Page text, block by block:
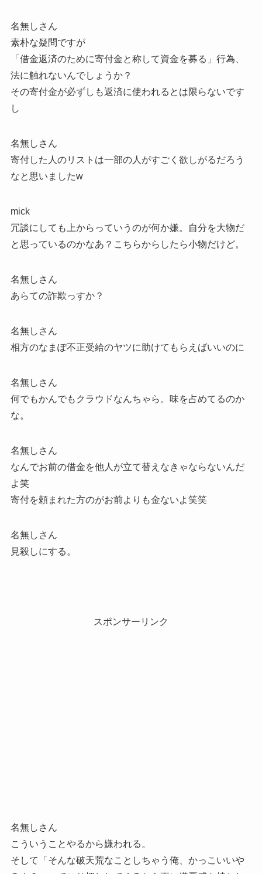
名無しさん
素朴な疑問ですが
「借金返済のために寄付金と称して資金を募る」行為、
法に触れないんでしょうか？
その寄付金が必ずしも返済に使われるとは限らないです
し
名無しさん
寄付した人のリストは一部の人がすごく欲しがるだろう
なと思いましたw
mick
冗談にしても上からっていうのが何か嫌。自分を大物だ
と思っているのかなあ？こちらからしたら小物だけど。
名無しさん
あらての詐欺っすか？
名無しさん
相方のなまぽ不正受給のヤツに助けてもらえばいいのに
名無しさん
何でもかんでもクラウドなんちゃら。味を占めてるのか
な。
名無しさん
なんでお前の借金を他人が立て替えなきゃならないんだ
よ笑
寄付を頼まれた方のがお前よりも金ないよ笑笑
名無しさん
見殺しにする。
スポンサーリンク
名無しさん
こういうことやるから嫌われる。
そして「そんな破天荒なことしちゃう俺、かっこいいや